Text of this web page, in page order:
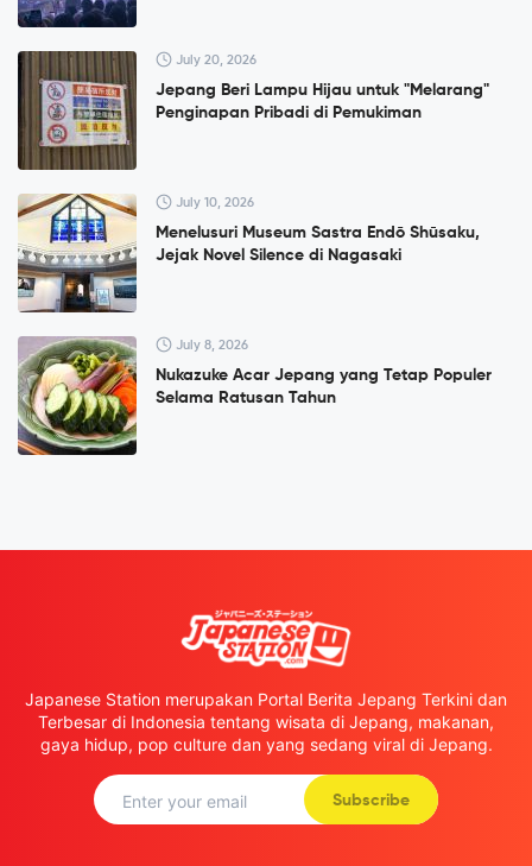
July 20, 2026
Jepang Beri Lampu Hijau untuk "Melarang"
Penginapan Pribadi di Pemukiman
July 10, 2026
Menelusuri Museum Sastra Endō Shūsaku,
Jejak Novel Silence di Nagasaki
July 8, 2026
Nukazuke Acar Jepang yang Tetap Populer
Selama Ratusan Tahun
Japanese Station merupakan Portal Berita Jepang Terkini dan
Terbesar di Indonesia tentang wisata di Jepang, makanan,
gaya hidup, pop culture dan yang sedang viral di Jepang.
Subscribe